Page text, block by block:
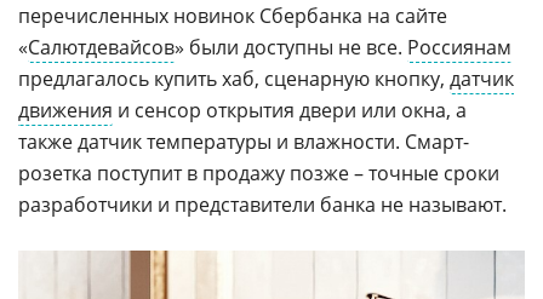
перечисленных новинок Сбербанка на сайте
«Салютдевайсов» были доступны не все. Россиянам
предлагалось купить хаб, сценарную кнопку, датчик
движения и сенсор открытия двери или окна, а
также датчик температуры и влажности. Смарт-
розетка поступит в продажу позже – точные сроки
разработчики и представители банка не называют.